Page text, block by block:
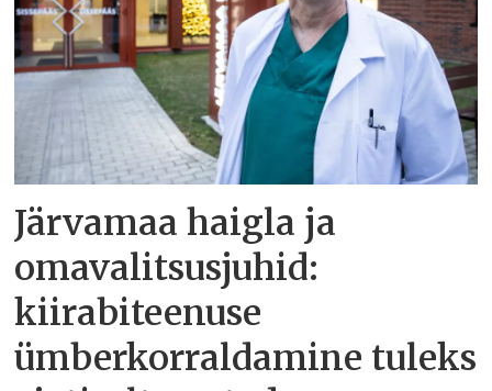
Järvamaa haigla ja
omavalitsusjuhid:
kiirabiteenuse
ümberkorraldamine tuleks